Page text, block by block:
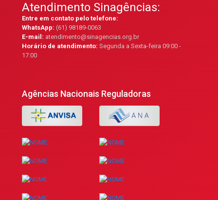
Atendimento Sinagências:
Entre em contato pelo telefone:
WhatsApp: (61) 98189-0063
E-mail: atendimento@sinagencias.org.br
Horário de atendimento: Segunda a Sexta-feira 09:00 -
17:00
Agências Nacionais Reguladoras